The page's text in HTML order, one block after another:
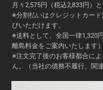
月々2,575円（税込2,833円）と
※分割払いはクレジットカー
びいただけます。
※送料として、全国一律1,320
離島料金をご案内いたします）
※注文完了後のお客様都合に
ん。（当社の債務不履行、関